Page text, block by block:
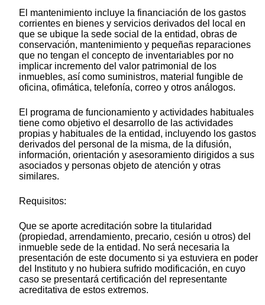
El mantenimiento incluye la financiación de los gastos
corrientes en bienes y servicios derivados del local en
que se ubique la sede social de la entidad, obras de
conservación, mantenimiento y pequeñas reparaciones
que no tengan el concepto de inventariables por no
implicar incremento del valor patrimonial de los
inmuebles, así como suministros, material fungible de
oficina, ofimática, telefonía, correo y otros análogos.
El programa de funcionamiento y actividades habituales
tiene como objetivo el desarrollo de las actividades
propias y habituales de la entidad, incluyendo los gastos
derivados del personal de la misma, de la difusión,
información, orientación y asesoramiento dirigidos a sus
asociados y personas objeto de atención y otras
similares.
Requisitos:
Que se aporte acreditación sobre la titularidad
(propiedad, arrendamiento, precario, cesión u otros) del
inmueble sede de la entidad. No será necesaria la
presentación de este documento si ya estuviera en poder
del Instituto y no hubiera sufrido modificación, en cuyo
caso se presentará certificación del representante
acreditativa de estos extremos.